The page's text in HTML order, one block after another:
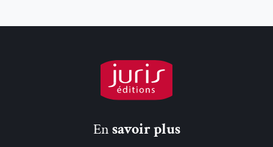
Ensavoir plus